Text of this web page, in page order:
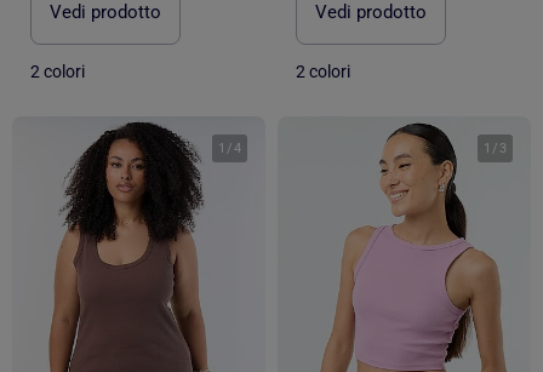
Vedi prodotto
2 colori
Vedi prodotto
2 colori
1 /4 1 / 3